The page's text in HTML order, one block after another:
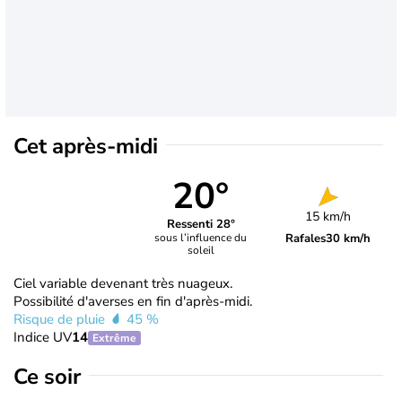
Cet après-midi
20°
Ressenti 28°
sous l’influence du
soleil
15 km/h
Rafales30 km/h
Ciel variable devenant très nuageux.
Possibilité d'averses en fin d'après-midi.
Risque de pluie
45 %
Indice UV14 Extrême
Ce soir